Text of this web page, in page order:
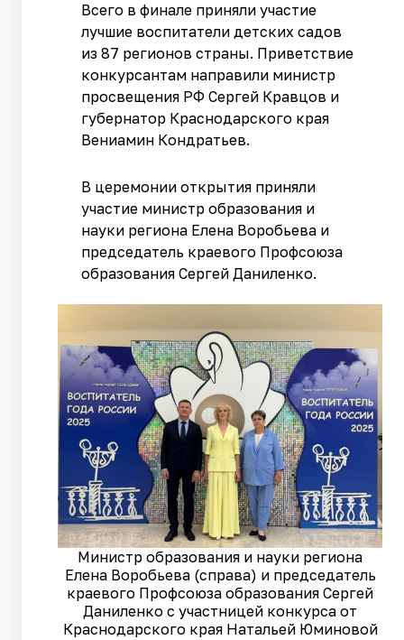
Всего в финале приняли участие
лучшие воспитатели детских садов
из 87 регионов страны. Приветствие
конкурсантам направили министр
просвещения РФ Сергей Кравцов и
губернатор Краснодарского края
Вениамин Кондратьев.
В церемонии открытия приняли
участие министр образования и
науки региона Елена Воробьева и
председатель краевого Профсоюза
образования Сергей Даниленко.
Министр образования и науки региона
Елена Воробьева (справа) и председатель
краевого Профсоюза образования Сергей
Даниленко с участницей конкурса от
Краснодарского края Натальей Юминовой